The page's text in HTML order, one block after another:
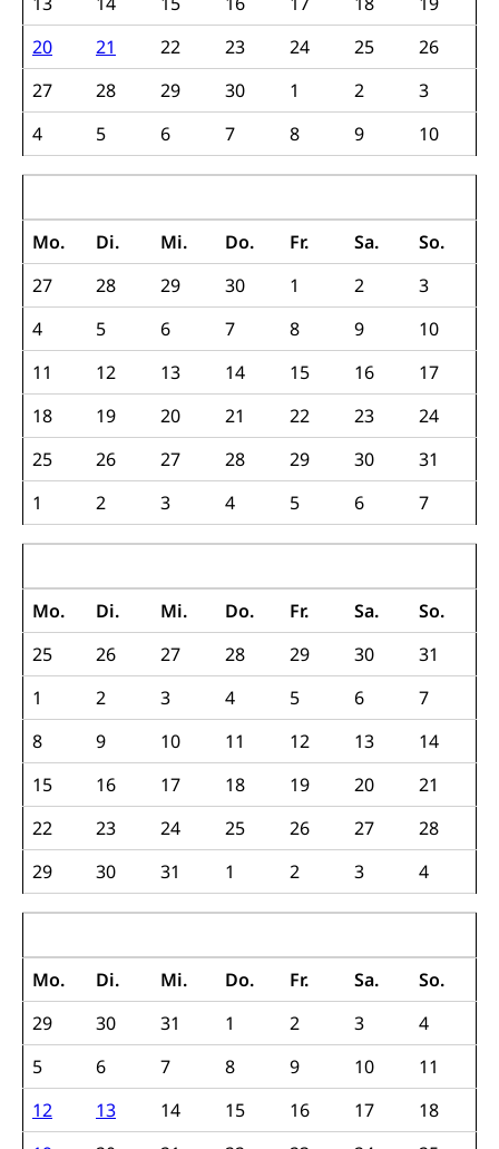
20
21 22 23 24 25
26
27
28 29 30 1 2
3
4
5 6 7 8 9 10
Mo.
Di. Mi. Do. Fr. Sa.
So.
27
28 29 30 1 2
3
4
5 6 7 8 9
10
11
12 13 14 15 16
17
18
19 20 21 22 23
24
25
26 27 28 29 30
31
1
2 3 4 5 6 7
Mo.
Di. Mi. Do. Fr. Sa.
So.
25
26 27 28 29 30
31
1
2 3 4 5 6
7
8
9 10 11 12 13
14
15
16 17 18 19 20
21
22
23 24 25 26 27
28
29
30 31 1 2 3 4
Mo.
Di. Mi. Do. Fr. Sa.
So.
29
30 31 1 2 3
4
5
6 7 8 9 10
11
12
13 14 15 16 17
18
Erbschaftssteuer, Schenkungssteuer, Gewinn- und
Steuern (Dienststelle)
Ombudsstellen
Vermittler, Vermittlungsstelle, Schlichtungsstelle,
Vermittlung, Schlichtung, Mediation
Beschwerde Strassenverkehrsamt
Beschwerdestelle Spitäler
Schlichtungsstelle SEG
Diskriminierung, Fremdenfeindlichkeit,
Gleichberechtigung
Anlaufstelle Schutz vor Diskriminierung
(fabia)
Schutz vor Diskriminierung
Strafregister und Strafverfahren
Strafrecht, Strafrechtspflege, Gerichtsverfahren,
Strafregistereintrag, Strafregisterauszug,
Kriminalität
Strafverfahren Staatsanwaltschaft
Strafregisterauszug bestellen (EJPD)
Vormundschaft
Vormund, Amtsvormund, Mündel,
Vormundschaftsbehörde, Kindesschutz,
Jugendschutz
Kindes- und Erwachsenenschutz KESB
Kindes- und Erwachsenenschutzbehörden im
Kanton Luzern
Umwelt und Bauen
Abfall
Abfallentsorgung, Kehrichtabfuhr, Müllabfuhr
Abfall und Entsorgung
Gemeindeverbände für Abfallentsorgung
Boden, Natur und Landschaft
Bodenschutz, Landschaftsschutz, Gewässerschutz,
Naturschutz, Umweltschutz
Natur (Dienststelle Landwirtschaft und
Wald)
Natur- und Lanschaftsschutz (GEO-Portal
Boden
Chemie und Gifte
Giftabfälle, Giftmüll, Schadstoffe, Giftstoffe, Störfall
Luzern)
Liegenschaft, Immobilie, Grundstück
ÖREB-Kataster
Grundeigentümerabfrage
Energie
Strom, Energieversorgung, Stromversorgung,
Energieverbrauch, Stromverbrauch, Energiequelle,
Windenergie, Wasserkraft, Sonnenenergie, fossile
Energie, erneuerbare Energie, Biomasse